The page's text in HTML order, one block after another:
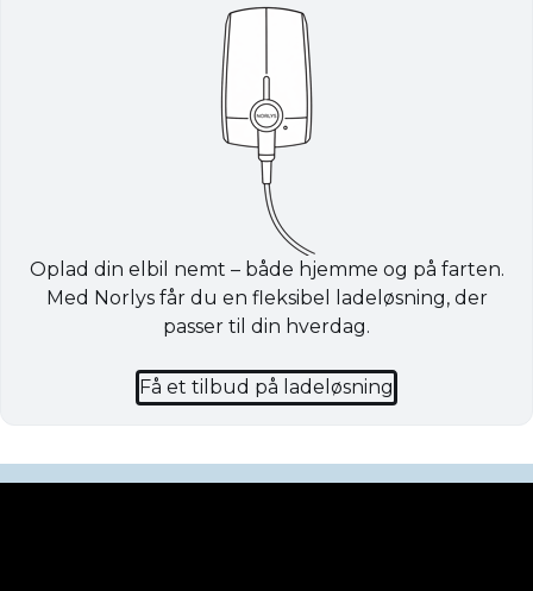
Oplad din elbil nemt – både hjemme og på farten.
Med Norlys får du en fleksibel ladeløsning, der
passer til din hverdag.
Få et tilbud på ladeløsning